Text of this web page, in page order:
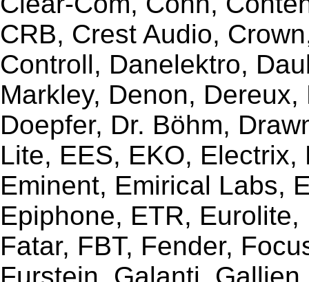
CRB, Crest Audio,
Controll, Danelektro,
Markley, Denon,
Doepfer, Dr. Böhm,
Lite, EES, EKO,
Eminent, Emirical Labs,
Epiphone, ETR,
Fatar, FBT, Fender,